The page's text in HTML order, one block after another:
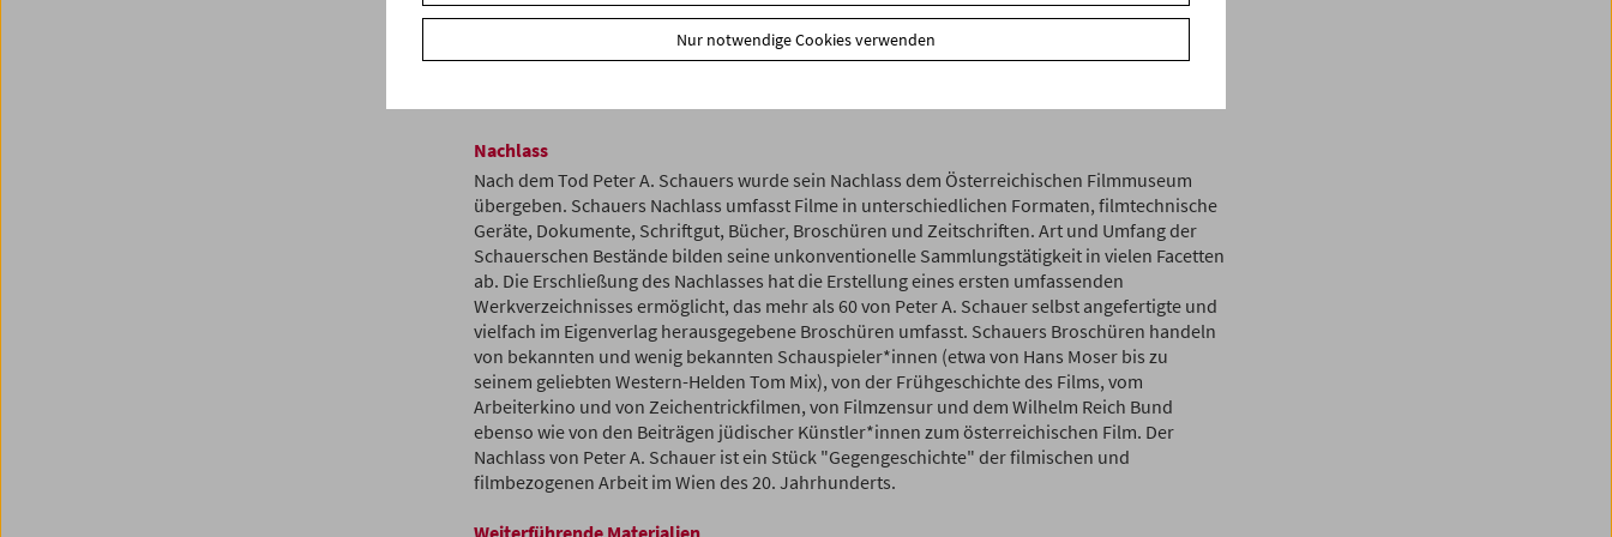
Erinnerungen das Wissen um die Geschichte des österreichischen Films erweitert. Darüber
hinaus haben seine eigenwilligen Zugänge mitunter zur Legendenbildung beigetragen.
Nachlass
Nach dem Tod Peter A. Schauers wurde sein Nachlass dem Österreichischen Filmmuseum
übergeben. Schauers Nachlass umfasst Filme in unterschiedlichen Formaten, filmtechnische
Geräte, Dokumente, Schriftgut, Bücher, Broschüren und Zeitschriften. Art und Umfang der
Schauerschen Bestände bilden seine unkonventionelle Sammlungstätigkeit in vielen Facetten
ab. Die Erschließung des Nachlasses hat die Erstellung eines ersten umfassenden
Werkverzeichnisses ermöglicht, das mehr als 60 von Peter A. Schauer selbst angefertigte und
vielfach im Eigenverlag herausgegebene Broschüren umfasst. Schauers Broschüren handeln
von bekannten und wenig bekannten Schauspieler*innen (etwa von Hans Moser bis zu
seinem geliebten Western-Helden Tom Mix), von der Frühgeschichte des Films, vom
Arbeiterkino und von Zeichentrickfilmen, von Filmzensur und dem Wilhelm Reich Bund
ebenso wie von den Beiträgen jüdischer Künstler*innen zum österreichischen Film. Der
Nachlass von Peter A. Schauer ist ein Stück "Gegengeschichte" der filmischen und
filmbezogenen Arbeit im Wien des 20. Jahrhunderts.
Weiterführende Materialien
Nur notwendige Cookies verwenden